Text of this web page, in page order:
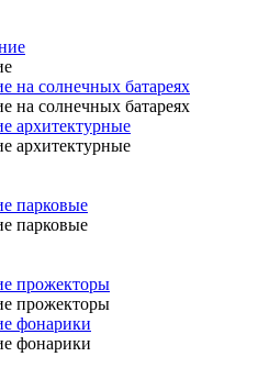
на солнечных батареях
на солнечных батареях
архитектурные
архитектурные
парковые
парковые
прожекторы
прожекторы
фонарики
фонарики